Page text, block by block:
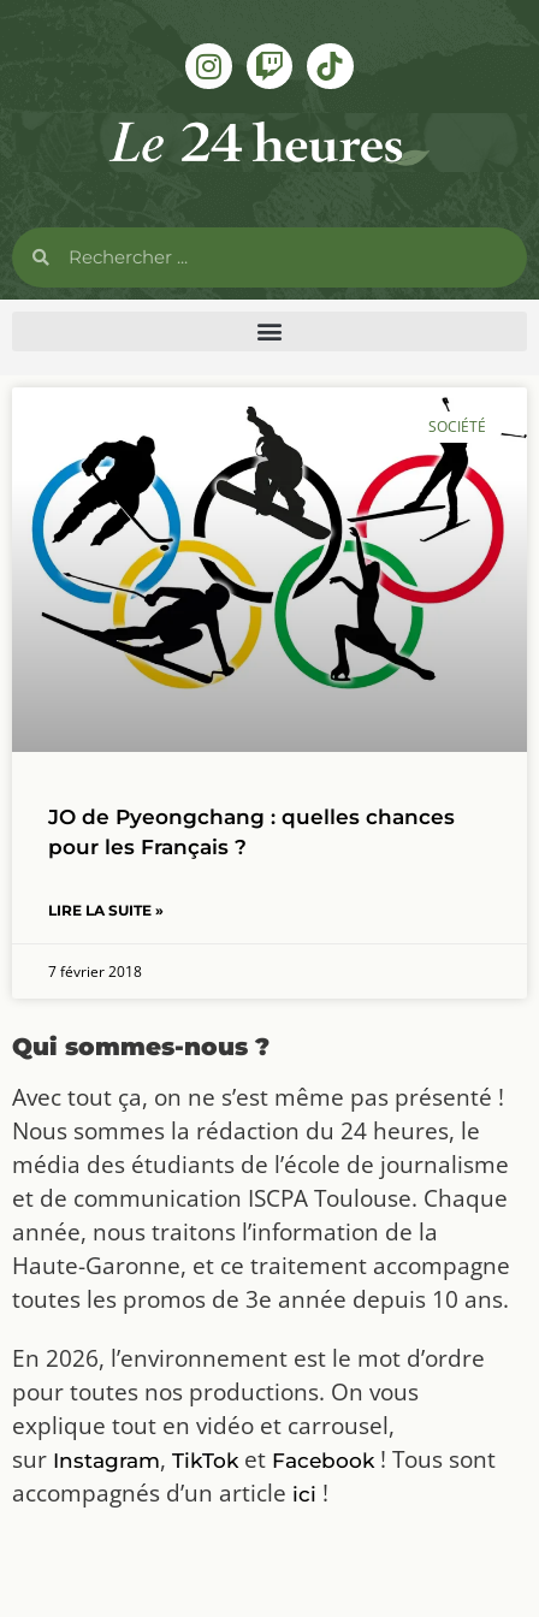
SOCIÉTÉ
JO de Pyeongchang : quelles chances
pour les Français ?
LIRE LA SUITE »
7 février 2018
Qui sommes-nous ?
Avec tout ça, on ne s’est même pas présenté !
Nous sommes la rédaction du 24 heures, le
média des étudiants de l’école de journalisme
et de communication ISCPA Toulouse. Chaque
année, nous traitons l’information de la
Haute-Garonne, et ce traitement accompagne
toutes les promos de 3e année depuis 10 ans.
En 2026, l’environnement est le mot d’ordre
pour toutes nos productions. On vous
explique tout en vidéo et carrousel,
sur Instagram, TikToket Facebook! Tous sont
accompagnés d’un article ici !